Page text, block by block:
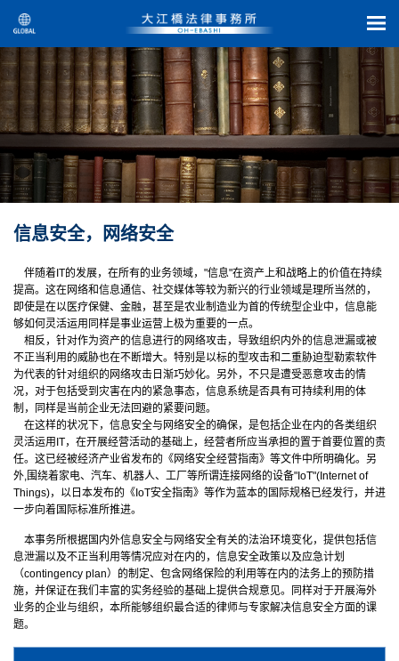
信息安全，网络安全
伴随着IT的发展，在所有的业务领域，"信息"在资产上和战略上的价值在持续
提高。这在网络和信息通信、社交媒体等较为新兴的行业领域是理所当然的，
即使是在以医疗保健、金融，甚至是农业制造业为首的传统型企业中，信息能
够如何灵活运用同样是事业运营上极为重要的一点。
相反，针对作为资产的信息进行的网络攻击，导致组织内外的信息泄漏或被
不正当利用的威胁也在不断增大。特别是以标的型攻击和二重胁迫型勒索软件
为代表的针对组织的网络攻击日渐巧妙化。另外，不只是遭受恶意攻击的情
况，对于包括受到灾害在内的紧急事态，信息系统是否具有可持续利用的体
制，同样是当前企业无法回避的紧要问题。
在这样的状况下，信息安全与网络安全的确保，是包括企业在内的各类组织
灵活运用IT，在开展经营活动的基础上，经营者所应当承担的置于首要位置的责
任。这已经被经济产业省发布的《网络安全经营指南》等文件中所明确化。另
外,围绕着家电、汽车、机器人、工厂等所谓连接网络的设备"IoT"(Internet of
Things)，以日本发布的《IoT安全指南》等作为蓝本的国际规格已经发行，并进
一步向着国际标准所推进。
本事务所根据国内外信息安全与网络安全有关的法治环境变化，提供包括信
息泄漏以及不正当利用等情况应对在内的，信息安全政策以及应急计划
（contingency plan）的制定、包含网络保险的利用等在内的法务上的预防措
施，并保证在我们丰富的实务经验的基础上提供合规意见。同样对于开展海外
业务的企业与组织，本所能够组织最合适的律师与专家解决信息安全方面的课
题。